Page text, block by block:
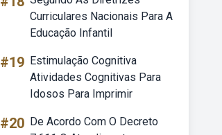
Curriculares Nacionais Para A
Educação Infantil
#19 Estimulação Cognitiva
Atividades Cognitivas Para
Idosos Para Imprimir
#20 De Acordo Com O Decreto